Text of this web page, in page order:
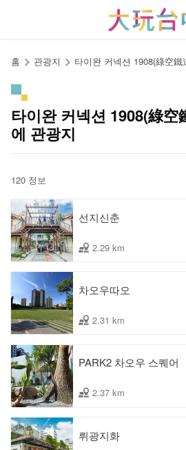
홈 관광지 타이완 커넥션 1908(綠空鐵
타이완 커넥션 1908(綠空
에 관광지
120 정보
선지신춘
2.29 km
차오우따오
2.31 km
PARK2 차오우 스퀘어
2.37 km
뤼광지화